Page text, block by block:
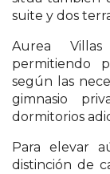
suite y dos
Aurea
permitiendo
según las
gimnasio
dormitorios
Para elevar
distinción de